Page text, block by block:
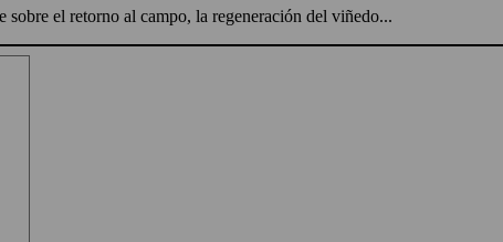
el retorno al campo, la regeneración del viñedo...